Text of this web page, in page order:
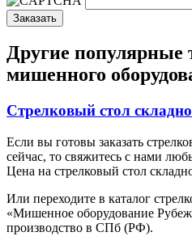
Заказать
Другие популярные
мишенного
Стрелковый стол
Если вы готовы заказать
сейчас, то свяжитесь с нами
Цена на стрелковый стол
Или переходите в каталог
«Мишенное оборудование
производство в СПб (РФ).